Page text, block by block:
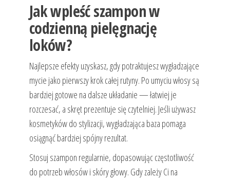
Jak wpleść szampon w
codzienną pielęgnację
loków?
Najlepsze efekty uzyskasz, gdy potraktujesz wygładzające
mycie jako pierwszy krok całej rutyny. Po umyciu włosy są
bardziej gotowe na dalsze układanie — łatwiej je
rozczesać, a skręt prezentuje się czytelniej. Jeśli używasz
kosmetyków do stylizacji, wygładzająca baza pomaga
osiągnąć bardziej spójny rezultat.
Stosuj szampon regularnie, dopasowując częstotliwość
do potrzeb włosów i skóry głowy. Gdy zależy Ci na